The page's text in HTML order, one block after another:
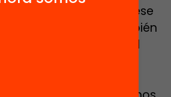
Sabemos que ese
del rendimiento. También
de la continuidad
el trampolín para
Debemos